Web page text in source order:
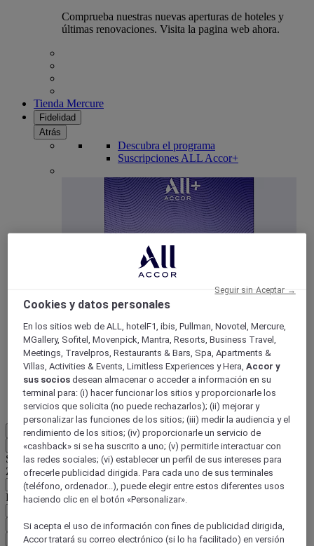
Comprueba nuestras nuevas aperturas de hoteles y
últimas renovaciones. Visita la pagina web ahora.
Tienda Mercure
Fidelidad
Atrás
Descubra el programa
Suscripciones ALL Accor+
15% de descuent todo el añoen sus estancias en +30
marcas
ÚNETE YA
Más
ES
Atrás
Seleccione su país e idioma a continuación
Zona geográfica
País / Región - Idioma
Confirmar mi país e idioma
EUR (€)
Cookies y datos personales
En los sitios web de ALL, hotelF1, ibis, Pullman, Novotel, Mercure,
MGallery, Sofitel, Movenpick, Mantra, Resorts, Business Travel,
Meetings, Travelpros, Restaurants & Bars, Spa, Apartments &
Villas, Activities & Events, Limitless Experiences y Hera,Accor y
sus socios desean almacenar o acceder a información en su
terminal para: (i) hacer funcionar los sitios y proporcionarle los
servicios que solicita (no puede rechazarlos); (ii) mejorar y
personalizar las funciones de los sitios; (iii) medir la audiencia y el
rendimiento de los sitios; (iv) proporcionarle un servicio de
«cashback» si se ha suscrito a uno; (v) permitirle interactuar con
las redes sociales; (vi) establecer un perfil de sus intereses para
ofrecerle publicidad dirigida. Para cada uno de sus terminales
(teléfono, ordenador...), puede elegir entre estos diferentes usos
haciendo clic en el botón «Personalizar».
Si acepta el uso de información con fines de publicidad dirigida,
Accor tratará su correo electrónico (si lo ha facilitado) en versión
Seguir sin Aceptar →